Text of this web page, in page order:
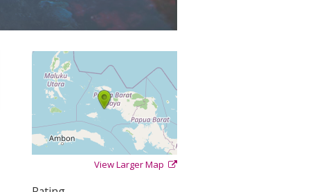
View Larger Map